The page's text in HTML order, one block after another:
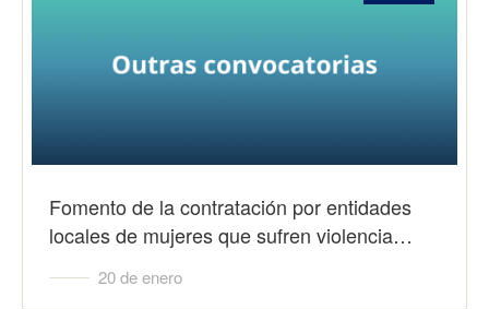
Fomento de la contratación por entidades
locales de mujeres que sufren violencia…
20 de enero